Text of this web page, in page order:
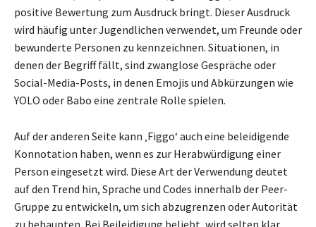
positive Bewertung zum Ausdruck bringt. Dieser Ausdruck
wird häufig unter Jugendlichen verwendet, um Freunde oder
bewunderte Personen zu kennzeichnen. Situationen, in
denen der Begriff fällt, sind zwanglose Gespräche oder
Social-Media-Posts, in denen Emojis und Abkürzungen wie
YOLO oder Babo eine zentrale Rolle spielen.
Auf der anderen Seite kann ‚Figgo‘ auch eine beleidigende
Konnotation haben, wenn es zur Herabwürdigung einer
Person eingesetzt wird. Diese Art der Verwendung deutet
auf den Trend hin, Sprache und Codes innerhalb der Peer-
Gruppe zu entwickeln, um sich abzugrenzen oder Autorität
zu behaupten. Bei Beileidigung beliebt, wird selten klar